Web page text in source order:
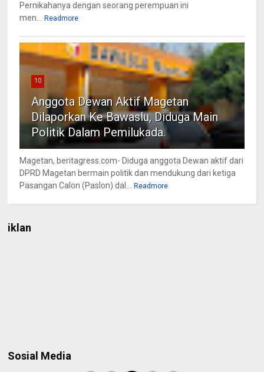
Pernikahanya dengan seorang perempuan ini
men... Readmore
10
Anggota Dewan Aktif Magetan
Dilaporkan Ke Bawaslu, Diduga Main
Politik Dalam Pemilukada.
Magetan, beritagress.com- Diduga anggota Dewan aktif dari
DPRD Magetan bermain politik dan mendukung dari ketiga
Pasangan Calon (Paslon) dal... Readmore
iklan
Sosial Media